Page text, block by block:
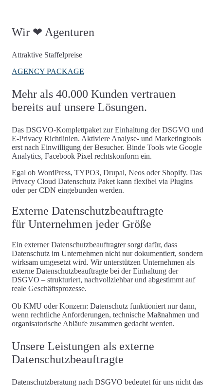
Wir ❤ Agenturen
Attraktive Staffelpreise
AGENCY PACKAGE
Mehr als 40.000 Kunden vertrauen
bereits auf unsere Lösungen.
Das DSGVO-Komplettpaket zur Einhaltung der DSGVO und
E-Privacy Richtlinien. Aktiviere Analyse- und Marketingtools
erst nach Einwilligung der Besucher. Binde Tools wie Google
Analytics, Facebook Pixel rechtskonform ein.
Egal ob WordPress, TYPO3, Drupal, Neos oder Shopify. Das
Privacy Cloud Datenschutz Paket kann flexibel via Plugins
oder per CDN eingebunden werden.
Externe Datenschutzbeauftragte
für Unternehmen jeder Größe
Ein externer Datenschutzbeauftragter sorgt dafür, dass
Datenschutz im Unternehmen nicht nur dokumentiert, sondern
wirksam umgesetzt wird. Wir unterstützen Unternehmen als
externe Datenschutzbeauftragte bei der Einhaltung der
DSGVO – strukturiert, nachvollziehbar und abgestimmt auf
reale Geschäftsprozesse.
Ob KMU oder Konzern: Datenschutz funktioniert nur dann,
wenn rechtliche Anforderungen, technische Maßnahmen und
organisatorische Abläufe zusammen gedacht werden.
Unsere Leistungen als externe
Datenschutzbeauftragte
Datenschutzberatung nach DSGVO bedeutet für uns nicht das